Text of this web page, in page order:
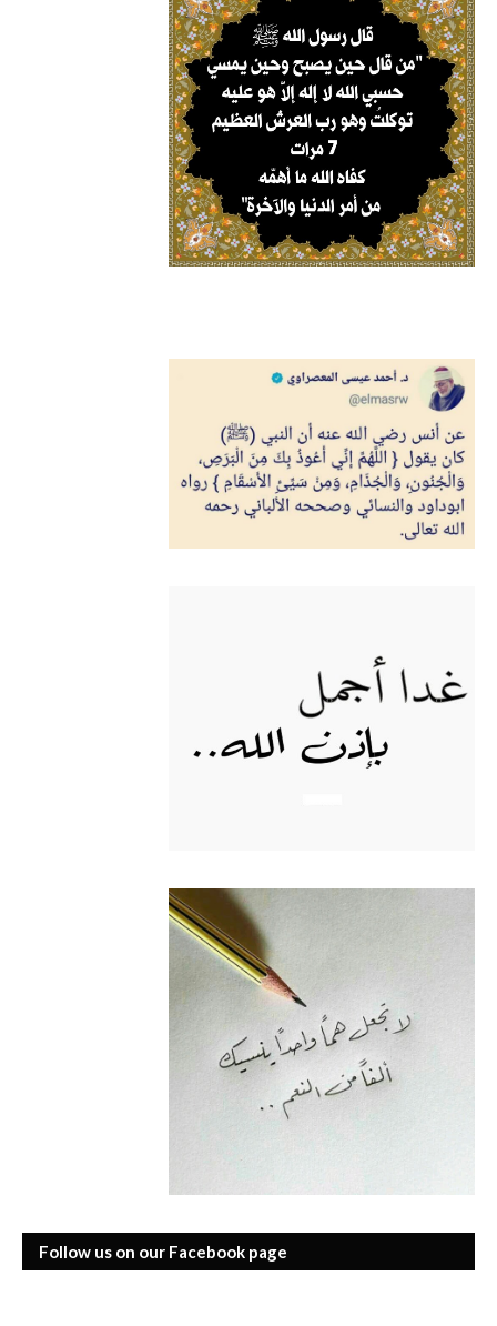
Follow us on our Facebook page